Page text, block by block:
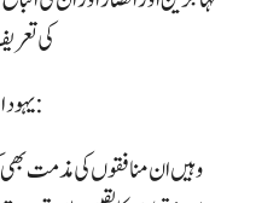
کی
یہود اور منافقین:
وہیں ان منافقوں کی مذمت